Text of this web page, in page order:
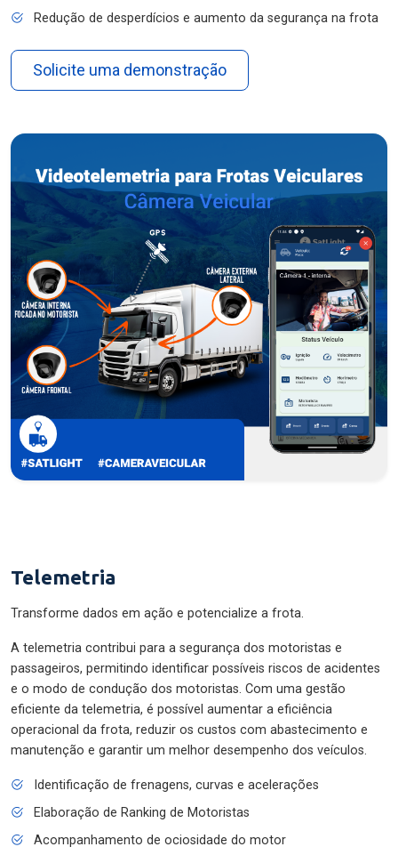
Redução de desperdícios e aumento da segurança na frota
Solicite uma demonstração
Telemetria
Transforme dados em ação e potencialize a frota.
A telemetria contribui para a segurança dos motoristas e
passageiros, permitindo identificar possíveis riscos de acidentes
e o modo de condução dos motoristas. Com uma gestão
eficiente da telemetria, é possível aumentar a eficiência
operacional da frota, reduzir os custos com abastecimento e
manutenção e garantir um melhor desempenho dos veículos.
Identificação de frenagens, curvas e acelerações
Elaboração de Ranking de Motoristas
Acompanhamento de ociosidade do motor